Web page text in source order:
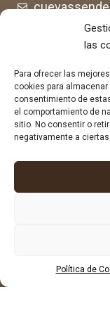
las
Para ofrecer las
cookies para
consentimiento de
el comportamiento de
sitio. No consentir o
negativamente a
Política de
678 96 72 55